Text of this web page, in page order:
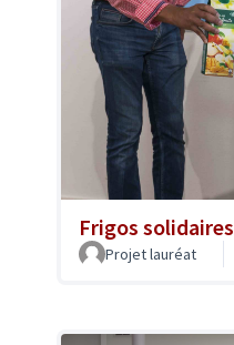
Frigos solidaires
Projet lauréat